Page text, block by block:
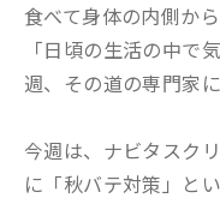
食べて身体の内側か
「日頃の生活の中で
週、その道の専門家
今週は、ナビタスク
に「秋バテ対策」と